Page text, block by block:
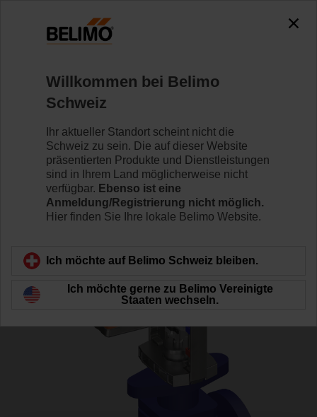
H6020X4-S2+NV24A-MP-TPC
Mehr erfahren
Zurück zur Produktkategorie
Willkommen bei Belimo
Schweiz
Ihr aktueller Standort scheint nicht die
Schweiz zu sein. Die auf dieser Website
präsentierten Produkte und Dienstleistungen
sind in Ihrem Land möglicherweise nicht
verfügbar. Ebenso ist eine
Anmeldung/Registrierung nicht möglich.
Hier finden Sie Ihre lokale Belimo Website.
Ich möchte auf Belimo Schweiz bleiben.
Ich möchte gerne zu Belimo Vereinigte
Staaten wechseln.